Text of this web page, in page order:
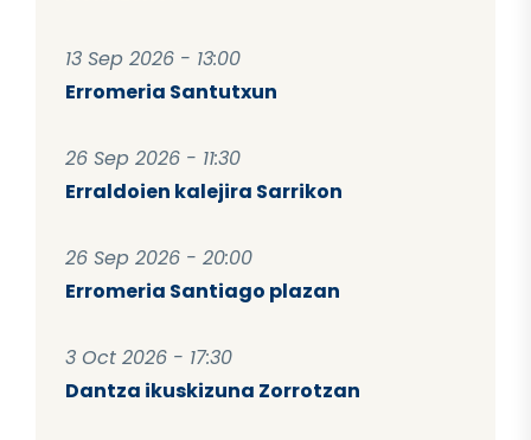
13 Sep 2026 - 13:00
Erromeria Santutxun
26 Sep 2026 - 11:30
Erraldoien kalejira Sarrikon
26 Sep 2026 - 20:00
Erromeria Santiago plazan
3 Oct 2026 - 17:30
Dantza ikuskizuna Zorrotzan